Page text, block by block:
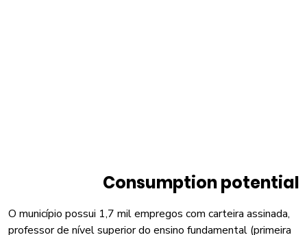
Consumption potential
O município possui 1,7 mil empregos com carteira assinada,
professor de nível superior do ensino fundamental (primeira